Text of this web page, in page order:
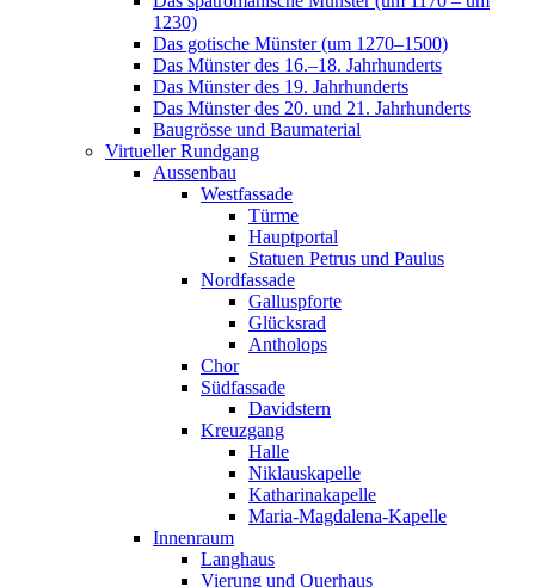
1230)
Das gotische Münster (um 1270–1500)
Das Münster des 16.–18. Jahrhunderts
Das Münster des 19. Jahrhunderts
Das Münster des 20. und 21. Jahrhunderts
Baugrösse und Baumaterial
Virtueller Rundgang
Aussenbau
Westfassade
Türme
Hauptportal
Statuen Petrus und Paulus
Nordfassade
Galluspforte
Glücksrad
Antholops
Chor
Südfassade
Davidstern
Kreuzgang
Halle
Niklauskapelle
Katharinakapelle
Maria-Magdalena-Kapelle
Innenraum
Langhaus
Vierung und Querhaus